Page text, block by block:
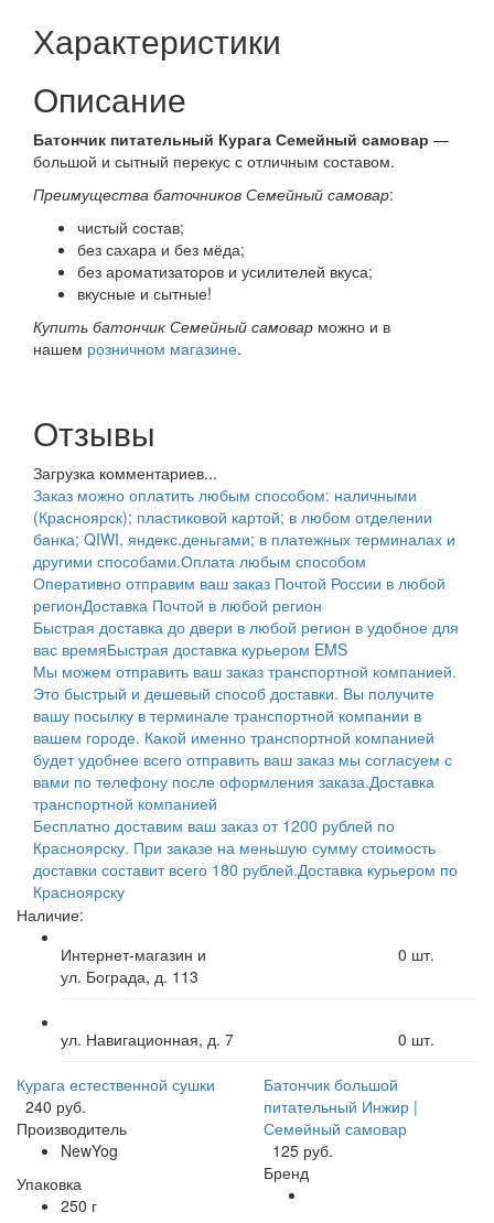
Характеристики
Описание
Батончик питательный Курага Семейный самовар —
большой и сытный перекус с отличным составом.
Преимущества баточников Семейный самовар:
чистый состав;
без сахара и без мёда;
без ароматизаторов и усилителей вкуса;
вкусные и сытные!
Купить батончик Семейный самовар можно и в
нашем розничном магазине.
Отзывы
Загрузка комментариев...
Заказ можно оплатить любым способом: наличными
(Красноярск); пластиковой картой; в любом отделении
банка; QIWI, яндекс.деньгами; в платежных терминалах и
другими способами.Оплата любым способом
Оперативно отправим ваш заказ Почтой России в любой
регионДоставка Почтой в любой регион
Быстрая доставка до двери в любой регион в удобное для
вас времяБыстрая доставка курьером EMS
Мы можем отправить ваш заказ транспортной компанией.
Это быстрый и дешевый способ доставки. Вы получите
вашу посылку в терминале транспортной компании в
вашем городе. Какой именно транспортной компанией
будет удобнее всего отправить ваш заказ мы согласуем с
вами по телефону после оформления заказа.Доставка
транспортной компанией
Бесплатно доставим ваш заказ от 1200 рублей по
Красноярску. При заказе на меньшую сумму стоимость
доставки составит всего 180 рублей.Доставка курьером по
Красноярску
Наличие:
Интернет-магазин и
ул. Бограда, д. 113
0 шт.
ул. Навигационная, д. 7 0 шт.
Курага естественной сушки
240 руб.
Производитель
NewYog
Упаковка
250 г
Батончик большой
питательный Инжир |
Семейный самовар
125 руб.
Бренд